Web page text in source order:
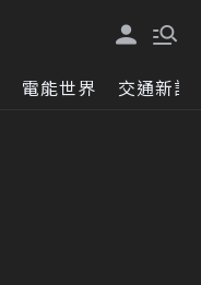
電能世界 交通新訊